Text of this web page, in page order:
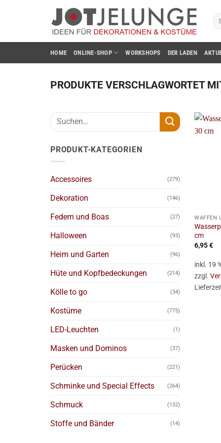
HOME ONLINE-SHOP WORKSHOPS DER LADEN
PRODUKTE VERSCHLAGWORTET
Suchen
PRODUKT-KATEGORIEN
Accessoires (279)
Dekoration (146)
Federn und Boas (27)
Halloween (93)
Heim und Garten (96)
Hüte und Kopfbedeckungen (214)
Kölle to go (34)
Kostüme (775)
LED-Leuchten (1)
Masken und Dominos (37)
Perücken (221)
Schminke und Special Effects (264)
Schmuck (132)
Stoffe und Bänder (14)
WAFFEN
cm
6,95€
inkl. 19
zzgl.